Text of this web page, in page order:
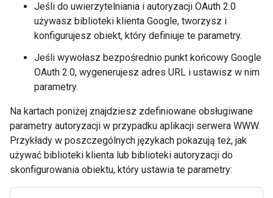
Jeśli do uwierzytelniania i autoryzacji OAuth 2.0
używasz biblioteki klienta Google, tworzysz i
konfigurujesz obiekt, który definiuje te parametry.
Jeśli wywołasz bezpośrednio punkt końcowy Google
OAuth 2.0, wygenerujesz adres URL i ustawisz w nim
parametry.
Na kartach poniżej znajdziesz zdefiniowane obsługiwane
parametry autoryzacji w przypadku aplikacji serwera WWW.
Przykłady w poszczególnych językach pokazują też, jak
używać biblioteki klienta lub biblioteki autoryzacji do
skonfigurowania obiektu, który ustawia te parametry: